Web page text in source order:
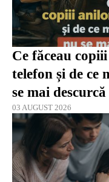
Ce făceau
telefon și de ce
se mai
03 AUGUST 2026